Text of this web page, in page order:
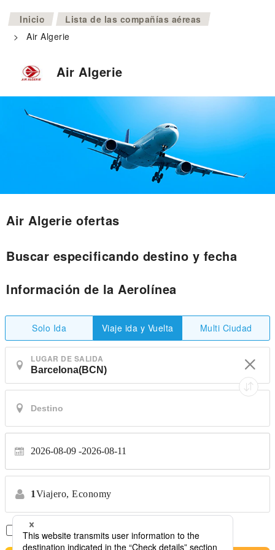
Inicio >
Lista de las compañías aéreas
>
Air Algerie
Air Algerie
Air Algerie ofertas
Buscar especificando destino y fecha
Información de la Aerolínea
Solo Ida Viaje ida y Vuelta Multi Ciudad
LUGAR DE SALIDA
2026-08-09 2026-08-11
1Viajero, Economy
Solo Vuelos Directos *No se permiten transferencias